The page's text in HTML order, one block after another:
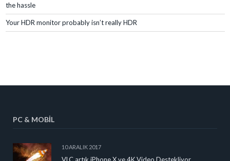
the hassle
Your HDR monitor probably isn’t really HDR
PC & MOBIL
10 ARALIK 2017